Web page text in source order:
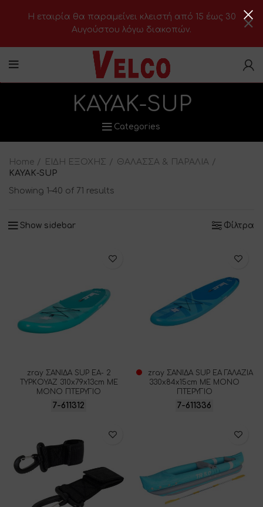
ΚΑΥΑΚ-SUP
Categories
Home ΕΙΔΗ ΕΞΟΧΗΣ
ΘΑΛΑΣΣΑ & ΠΑΡΑΛΙΑ
ΚΑΥΑΚ-SUP
Showing 1–40 of 71 results
Show sidebar Φίλτρα
zray ΣΑΝΙΔΑ SUP EA- 2
ΤΥΡΚΟΥΑΖ 310x79x13cm ΜΕ
ΜΟΝΟ ΠΤΕΡΥΓΙΟ
7-611312
zray ΣΑΝΙΔΑ SUP EA ΓΑΛΑΖΙΑ
330x84x15cm ΜΕ ΜΟΝΟ
ΠΤΕΡΥΓΙΟ
7-611336
H εταιρία θα παραμείνει κλειστή από 15 έως 30
Αυγούστου λόγω διακοπών.